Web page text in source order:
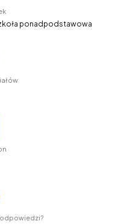
ponadpodstawowa
odpowiedzi?